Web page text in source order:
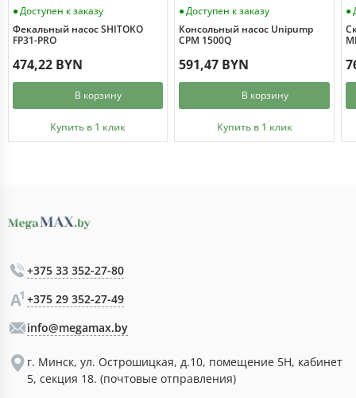
Доступен к заказу
Фекальный насос SHITOKO
FP31-PRO
474,22 BYN
В корзину
Купить в 1 клик
Доступен к заказу
Консольный насос Unipump
CPM 1500Q
591,47 BYN
В корзину
Купить в 1 клик
+375 33 352-27-80
+375 29 352-27-49
info@megamax.by
г. Минск, ул. Острошицкая, д.10, помещение 5Н, кабинет
5, секция 18. (почтовые отправления)